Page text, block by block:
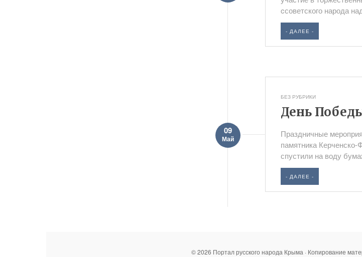
cсоветского народа
- ДАЛЕЕ -
БЕЗ РУБРИКИ
День
09
Май
Праздничные
памятника
спустили на воду
- ДАЛЕЕ -
© 2026 Портал русского народа Крыма · Копирование